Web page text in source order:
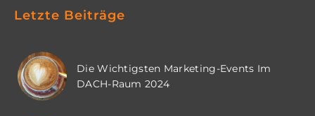
Letzte Beiträge
Die Wichtigsten Marketing-Events Im
DACH-Raum 2024